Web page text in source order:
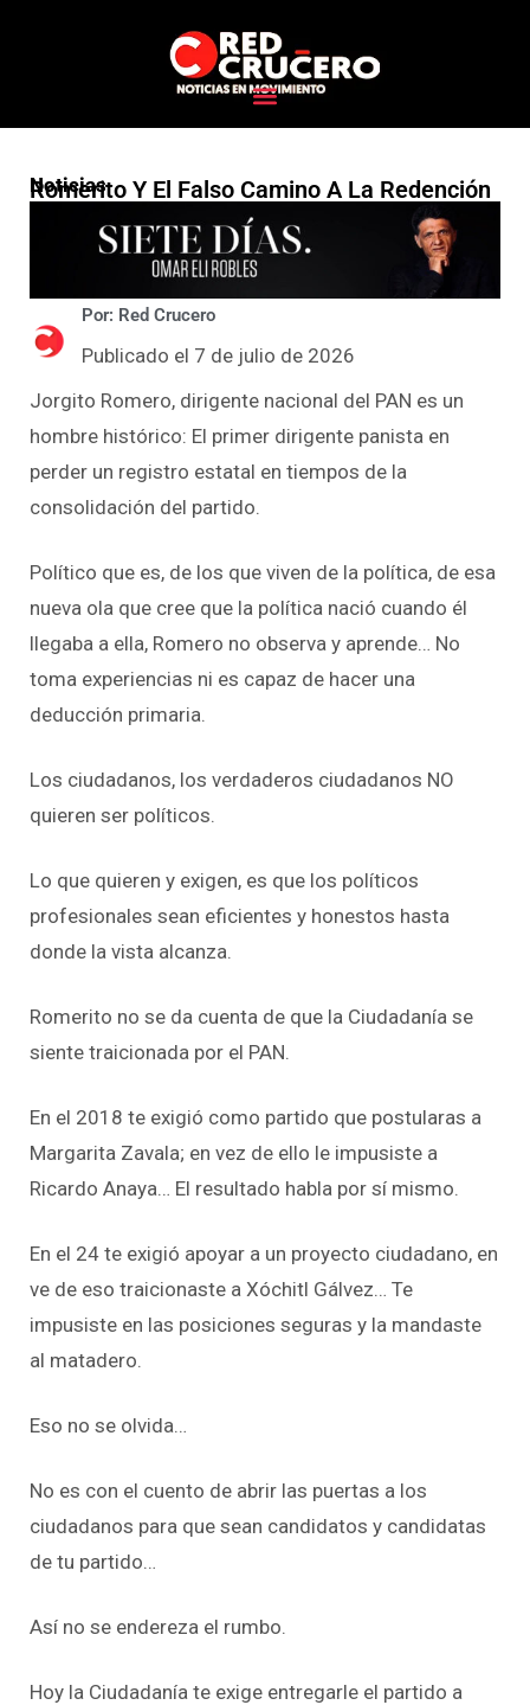
Noticias
Romerito Y El Falso Camino A La Redención
Por: Red Crucero
Publicado el 7 de julio de 2026
Jorgito Romero, dirigente nacional del PAN es un
hombre histórico: El primer dirigente panista en
perder un registro estatal en tiempos de la
consolidación del partido.
Político que es, de los que viven de la política, de esa
nueva ola que cree que la política nació cuando él
llegaba a ella, Romero no observa y aprende… No
toma experiencias ni es capaz de hacer una
deducción primaria.
Los ciudadanos, los verdaderos ciudadanos NO
quieren ser políticos.
Lo que quieren y exigen, es que los políticos
profesionales sean eficientes y honestos hasta
donde la vista alcanza.
Romerito no se da cuenta de que la Ciudadanía se
siente traicionada por el PAN.
En el 2018 te exigió como partido que postularas a
Margarita Zavala; en vez de ello le impusiste a
Ricardo Anaya… El resultado habla por sí mismo.
En el 24 te exigió apoyar a un proyecto ciudadano, en
ve de eso traicionaste a Xóchitl Gálvez… Te
impusiste en las posiciones seguras y la mandaste
al matadero.
Eso no se olvida…
No es con el cuento de abrir las puertas a los
ciudadanos para que sean candidatos y candidatas
de tu partido…
Así no se endereza el rumbo.
Hoy la Ciudadanía te exige entregarle el partido a